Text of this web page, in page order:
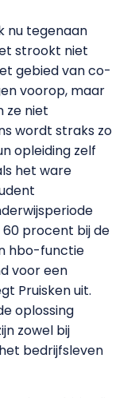
nu tegenaan
strookt niet
gebied van co-
voorop, maar
ze niet
wordt straks zo
opleiding zelf
het ware
procent bij de
hbo-functie
voor een
Pruisken uit.
oplossing
zowel bij
bedrijfsleven